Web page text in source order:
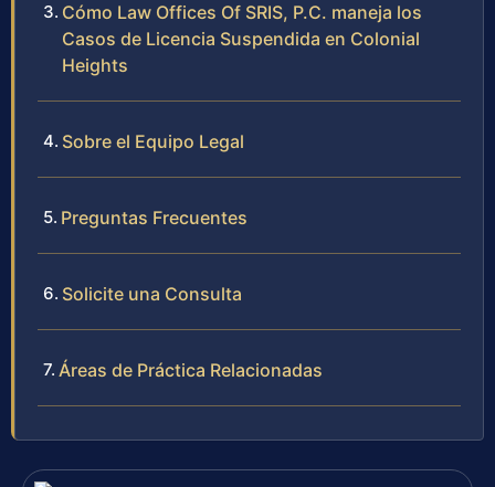
Cómo Law Offices Of SRIS, P.C. maneja los
Casos de Licencia Suspendida en Colonial
Heights
Sobre el Equipo Legal
Preguntas Frecuentes
Solicite una Consulta
Áreas de Práctica Relacionadas